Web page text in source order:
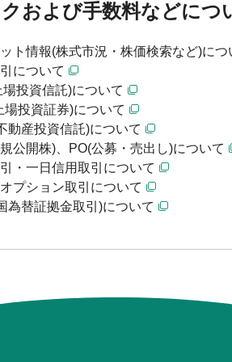
および手数料などにつ
ト情報(株式市況・株価検索など)につ
について
場投資信託)について
場投資証券)について
動産投資信託)について
規公開株)、PO(公募・売出し)について
・一日信用取引について
プション取引について
為替証拠金取引)について